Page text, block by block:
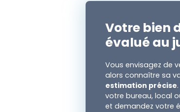
Votre bien
évalué au
Vous envisagez de
alors connaître sa
estimation précise
votre bureau, local
et demandez votre